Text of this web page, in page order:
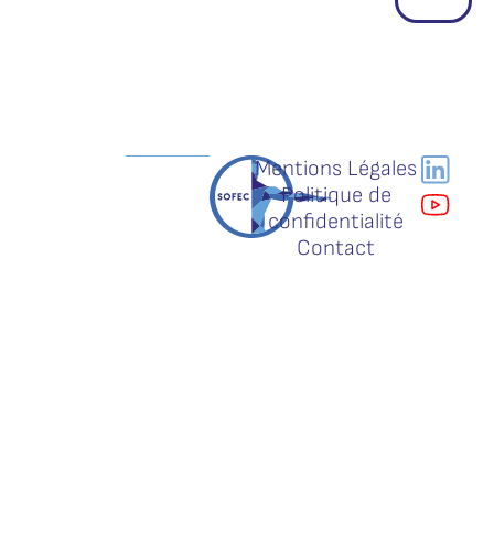
Mentions Légales
Politique de
confidentialité
Contact